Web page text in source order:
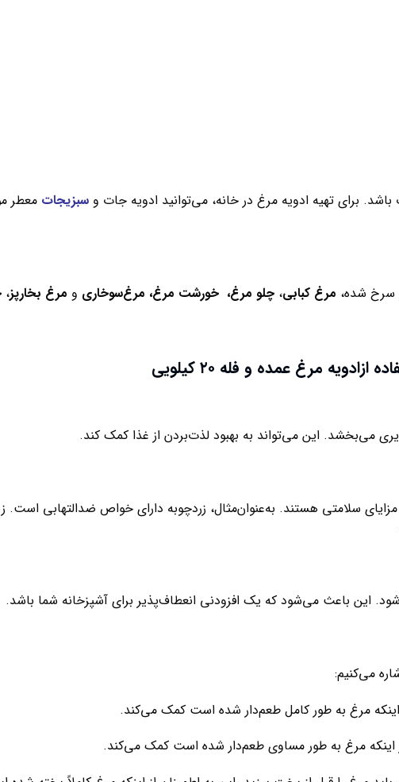
برای تهیه ادویه مرغ در خانه، می‌توانید ادویه جات و سبزیجات معطر
سرخ شده، مرغ کبابی، چلو مرغ، خورشت مرغ، مرغ‌سوخاری و مرغ بخارپز،
ازادویه مرغ عمده و فله ۲۰ کیلویی
می‌بخشد. این می‌تواند به بهبود لذت‌بردن از غذا کمک کند.
سلامتی هستند. به‌عنوان‌مثال، زردچوبه دارای خواص ضدالتهابی
این باعث می‌شود که یک افزودنی انعطاف‌پذیر برای آشپزخانه شما باشد.
می‌کنیم:
اینکه مرغ به طور کامل طعم‌دار شده است کمک می‌کند.
اینکه مرغ به طور مساوی طعم‌دار شده است کمک می‌کند.